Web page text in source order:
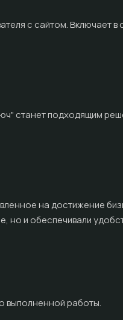
с сайтом. Включает
станет подходящим
на достижение
но и обеспечивали
выполненной работы.